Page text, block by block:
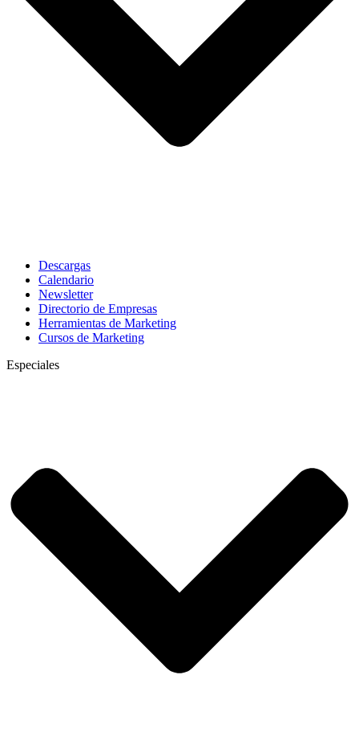
Descargas
Calendario
Newsletter
Directorio de Empresas
Herramientas de Marketing
Cursos de Marketing
Especiales